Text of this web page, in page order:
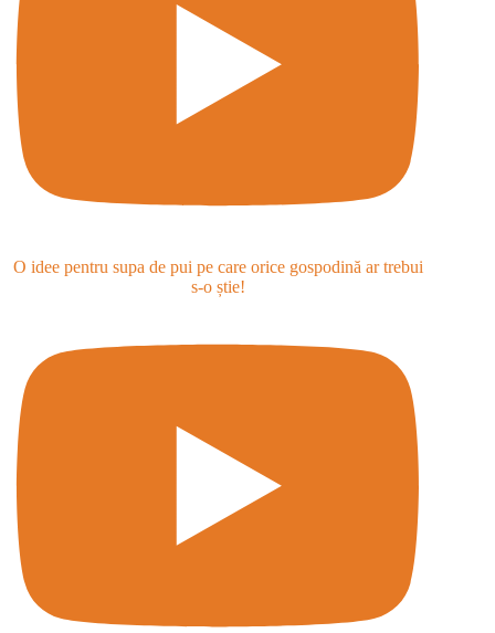
O idee pentru supa de pui pe care orice gospodină ar trebui
s-o știe!